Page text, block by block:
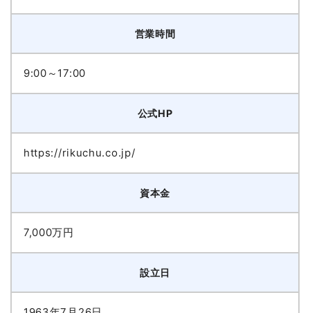
営業時間
9:00～17:00
公式HP
https://rikuchu.co.jp/
資本金
7,000万円
設立日